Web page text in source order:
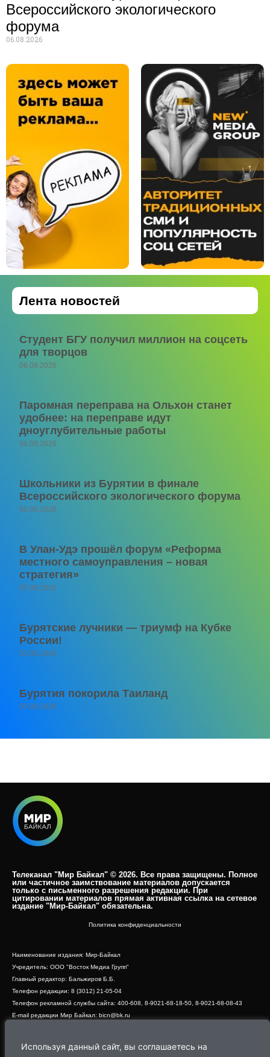
Используя данный сайт, вы соглашаетесь на
Всероссийского экологического
форума
06.08.2026
Лента новостей
Студент БГУ получил миллион на соцсеть
для творцов
06.08.2026
Паромная переправа на Ольхон станет
удобнее: на переправе идут
дноуглубительные работы
06.08.2026
Школьники из Бурятии в финале
Всероссийского экологического форума
06.08.2026
В Улан-Удэ прошёл форум «Реформа
местного самоуправления – новая
стратегия»
05.08.2026
Бурятские лучники — триумф на Кубке
России!
05.08.2026
Бурятия покорила Таиланд
05.08.2026
Телеканал "Мир Байкал" © 2026. Все права защищены. Полное
или частичное заимствование материалов допускается
только с письменного разрешения редакции. При
цитировании материалов прямая активная ссылка на сетевое
издание "Мир-Байкал" обязательна.​
Политика конфиденциальности
Наименование издания: Мир-Байкал
Учредитель: ООО "Восток Медиа Групп"
Главный редактор: Бальжиров Б.Б.
Телефон редакции: 8 (3012) 21-05-04
Телефон рекламной службы сайта: 400-608, 8-9021-68-18-50, 8-9021-68-08-43
E-mail редакции Мир Байкал: bicn@bk.ru
Адрес редакции: 670000, г. Улан-Удэ, ул. Профсоюзная, дом 44, офис 1